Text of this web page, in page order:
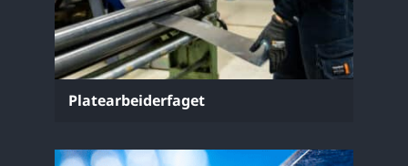
Platearbeiderfaget